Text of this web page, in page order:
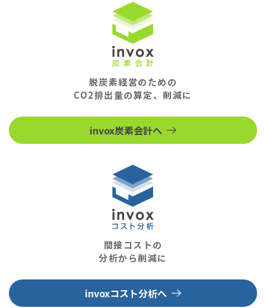
脱炭素経営のための
CO2排出量の算定、削減に
invox炭素会計へ
間接コストの
分析から削減に
invoxコスト分析へ